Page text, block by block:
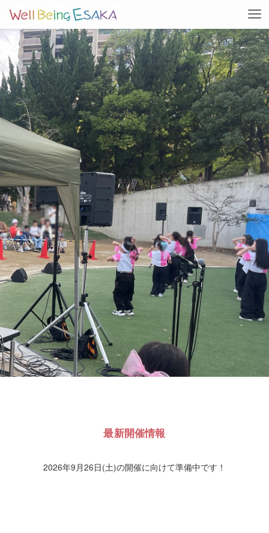
最新開催情報
2026年9月26日(土)の開催に向けて準備中です！